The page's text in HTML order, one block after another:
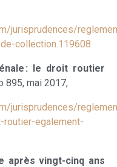
jurisprudences/
collection.119608
: le droit routier
895, mai 2017,
jurisprudences/
egalement-
après vingt-cinq ans